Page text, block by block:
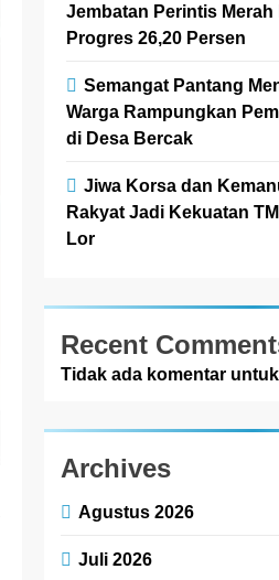
Jembatan Perintis Merah
Progres 26,20 Persen
Semangat Pantang
Warga Rampungkan
di Desa Bercak
Jiwa Korsa dan
Rakyat Jadi Kekuatan
Lor
Recent
Tidak ada komentar
Archives
Agustus 2026
Juli 2026